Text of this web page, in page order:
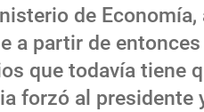
de
a partir de
que todavía tiene
forzó al presidente